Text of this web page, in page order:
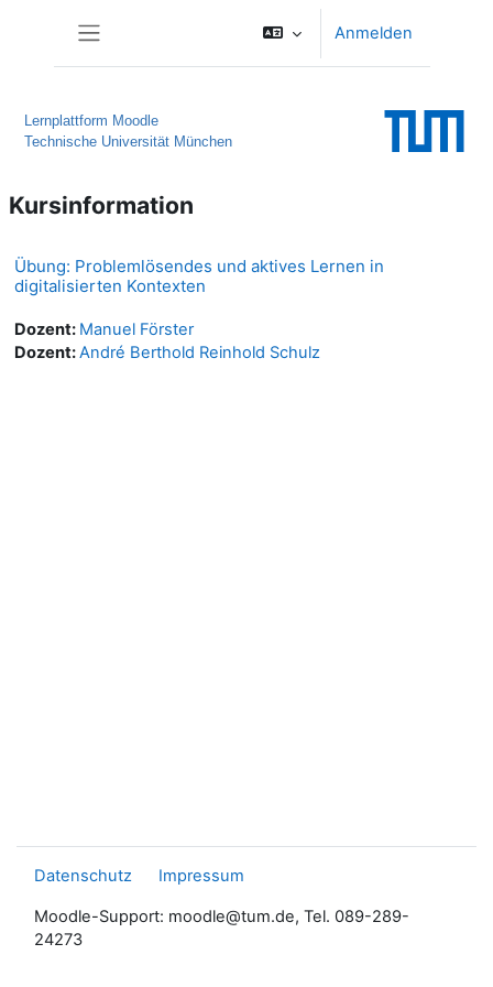
Anmelden
Lernplattform Moodle
Technische Universität München
Kursinformation
Übung: Problemlösendes und aktives Lernen in
digitalisierten Kontexten
Dozent: Manuel Förster
Dozent:André Berthold Reinhold Schulz
Datenschutz Impressum
Moodle-Support: moodle@tum.de, Tel. 089-289-
24273